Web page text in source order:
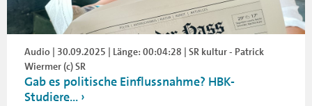
Audio | 30.09.2025 | Länge: 00:04:28 | SR kultur - Patrick
Wiermer (c) SR
Gab es politische Einflussnahme? HBK-
Studiere...